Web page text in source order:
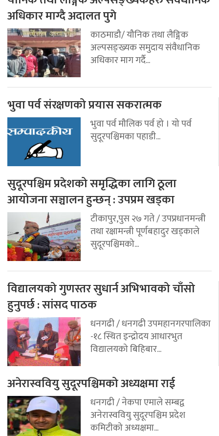
अधिकार माग्दै अदालत पुगे
काठमाडौ/ यौनिक तथा लैङ्गिक
अल्पसङ्ख्यक समुदाय संवैधानिक
अधिकार माग गर्दै...
भुवा पर्व संरक्षणको प्रयास सकरात्मक
भुवा पर्व मौलिक पर्व हो । यो पर्व
सुदूरपश्चिमका पहाडी...
सुदूरपश्चिम प्रदेशको समृद्धिका लागि ठूला
आयोजना सञ्चालन हुन्छन् : उपप्रम खड्का
टीकापुर,पुस २७ गते / उपप्रधानमन्त्री
तथा रक्षामन्त्री पूर्णबहादुर खड्काले
सुदूरपश्चिमको...
विद्यालयको गुणस्तर सुधार्न अभिभावको चाँसो
हुनुपर्छ : सांसद पाठक
धनगढी / धनगढी उपमहानगरपालिका
-१८ स्थित इन्द्रोदय आधारभुत
विद्यालयको बिहिबार...
अनेरास्ववियु सुदूरपश्चिमको अध्यक्षमा राई
धनगढी / नेकपा एमाले सम्बद्व
अनेरास्ववियु सुदूरपश्चिम प्रदेश
कमिटीको अध्यक्षमा...